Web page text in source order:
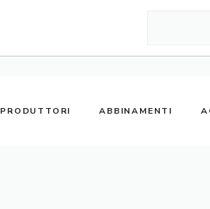
PRODUTTORI ABBINAMENTI